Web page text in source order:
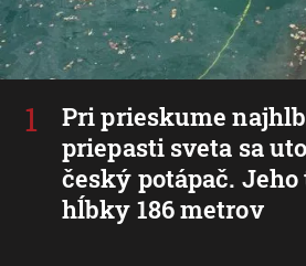
Pri prieskume
priepasti sveta sa
český potápač.
hĺbky 186 metrov